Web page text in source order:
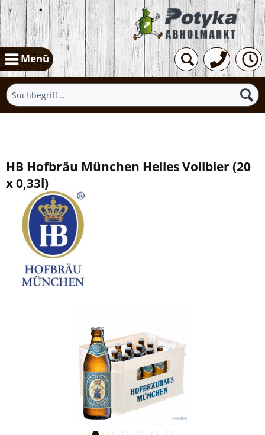
Menü
HB Hofbräu München Helles Vollbier (20
x 0,33l)